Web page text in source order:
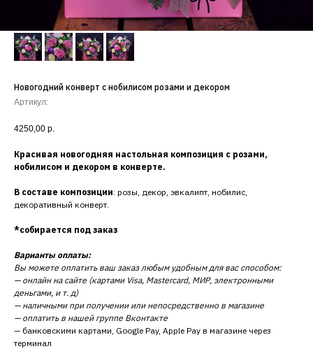
Новогодний конверт с нобилисом розами и декором
Артикул:
4250,00 р.
Красивая новогодняя настольная композиция с розами,
нобилисом и декором в конверте.
В составе композиции: розы, декор, эвкалипт, нобилис,
декоративный конверт.
*собирается под заказ
Варианты оплаты:
Вы можете оплатить ваш заказ любым удобным для вас способом:
— онлайн на сайте (картами Visa, Mastercard, МИР, электронными
деньгами, и т. д)
— наличными при получении или непосредственно в магазине
— оплатить в нашей группе Вконтакте
— банковскими картами, Google Pay, Apple Pay в магазине через
терминал